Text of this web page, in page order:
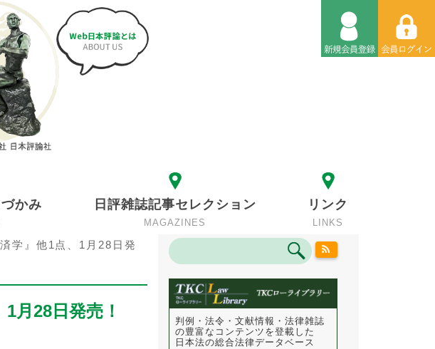
かみ 日評雑誌記事セレクション
MAGAZINES
リンク
LINKS
学』他1点、1月28日発
月28日発売！
判例・法令・文献情報・法律雑誌
の豊富なコンテンツを登載した
日本法の総合法律データベース